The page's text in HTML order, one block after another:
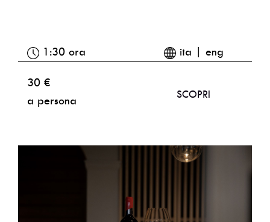
1:30 ora ita | eng
30 €
a persona
SCOPRI